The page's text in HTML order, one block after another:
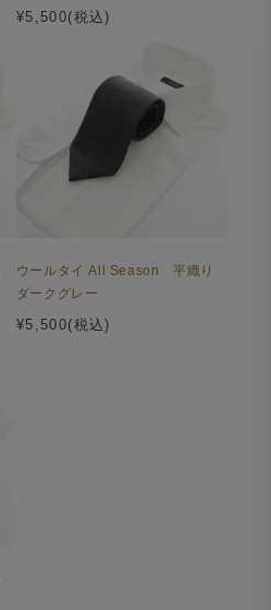
¥5,500(税込)
ウールタイ All Season 平織り
ダークグレー
¥5,500(税込)